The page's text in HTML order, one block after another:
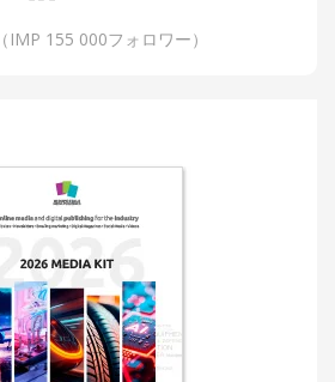
IMP 155 000フォロワー）